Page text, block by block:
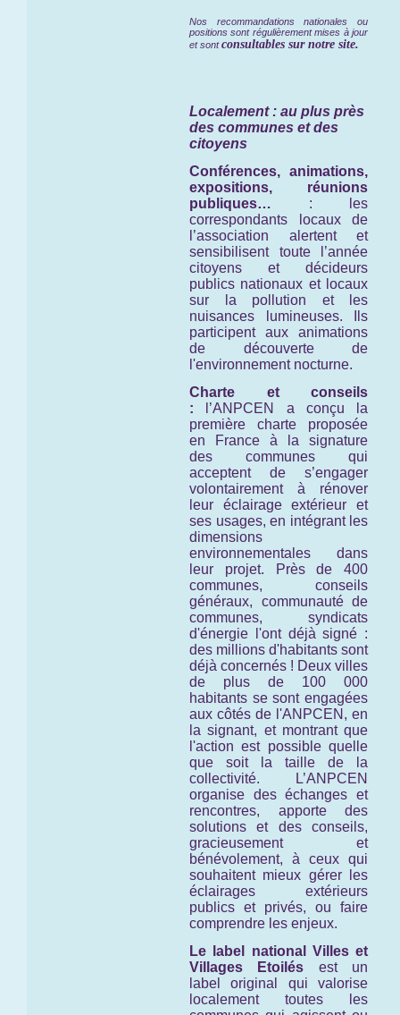
Nos recommandations nationales ou
positions sont régulièrement mises à jour
et sontconsultables sur notre site.
Localement : au plus près
des communes et des
citoyens
Conférences, animations,
expositions, réunions
publiques… : les
correspondants locaux de
l’association alertent et
sensibilisent toute l’année
citoyens et décideurs
publics nationaux et locaux
sur la pollution et les
nuisances lumineuses. Ils
participent aux animations
de découverte de
l'environnement nocturne.
Charte et conseils
: l’ANPCEN a conçu la
première charte proposée
en France à la signature
des communes qui
acceptent de s’engager
volontairement à rénover
leur éclairage extérieur et
ses usages, en intégrant les
dimensions
environnementales dans
leur projet. Près de 400
communes, conseils
généraux, communauté de
communes, syndicats
d'énergie l'ont déjà signé :
des millions d'habitants sont
déjà concernés ! Deux villes
de plus de 100 000
habitants se sont engagées
aux côtés de l'ANPCEN, en
la signant, et montrant que
l'action est possible quelle
que soit la taille de la
collectivité. L’ANPCEN
organise des échanges et
rencontres, apporte des
solutions et des conseils,
gracieusement et
bénévolement, à ceux qui
souhaitent mieux gérer les
éclairages extérieurs
publics et privés, ou faire
comprendre les enjeux.
Le label national Villes et
Villages Etoilés est un
label original qui valorise
localement toutes les